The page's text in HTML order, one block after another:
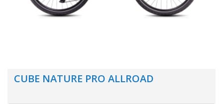
CUBE NATURE PRO ALLROAD